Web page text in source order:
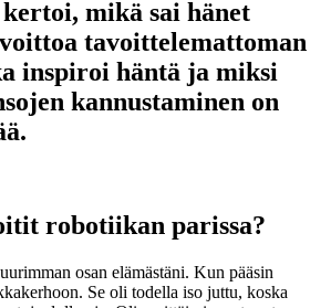
mikä sai hänet
tavoittelemattoman
inspiroi häntä ja miksi
kannustaminen on
robotiikan parissa?
osan elämästäni. Kun pääsin
Se oli todella iso juttu, koska